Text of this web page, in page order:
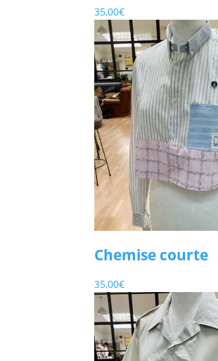
35,00€
Chemise courte
35,00€